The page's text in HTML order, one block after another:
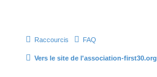
Raccourcis FAQ
Vers le site de l'association-first30.org